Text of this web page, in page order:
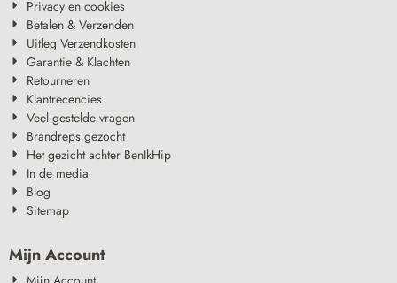
Privacy en cookies
Betalen & Verzenden
Uitleg Verzendkosten
Garantie & Klachten
Retourneren
Klantrecencies
Veel gestelde vragen
Brandreps gezocht
Het gezicht achter BenIkHip
In de media
Blog
Sitemap
Mijn Account